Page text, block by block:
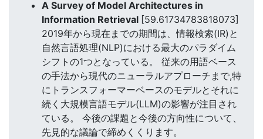
A Survey of Model Architectures in
Information Retrieval [59.61734783818073]
2019年から現在までの期間は、情報検索(IR)と
自然言語処理(NLP)における最大のパラダイム
シフトの1つとなっている。 従来の用語ベース
の手法から現代のニューラルアプローチまで,特
にトランスフォーマーベースのモデルとそれに
続く大規模言語モデル(LLM)の影響が注目され
ている。 今後の課題と今後の方向性について、
先見的な議論で締めくくります。